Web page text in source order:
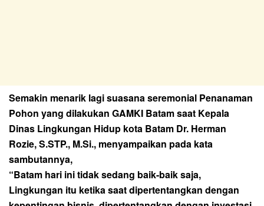
Semakin menarik lagi suasana seremonial Penanaman
Pohon yang dilakukan GAMKI Batam saat Kepala
Dinas Lingkungan Hidup kota Batam Dr. Herman
Rozie, S.STP., M.Si., menyampaikan pada kata
sambutannya,
“Batam hari ini tidak sedang baik-baik saja,
Lingkungan itu ketika saat dipertentangkan dengan